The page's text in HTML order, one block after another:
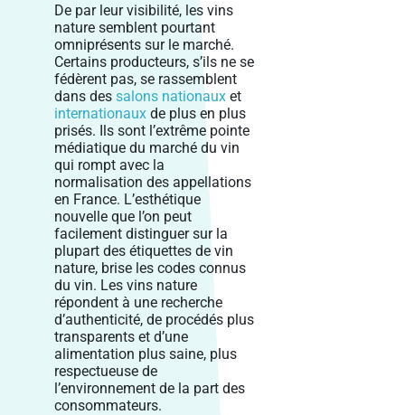
De par leur visibilité, les vins
nature semblent pourtant
omniprésents sur le marché.
Certains producteurs, s’ils ne se
fédèrent pas, se rassemblent
dans des salons nationaux et
internationaux de plus en plus
prisés. Ils sont l’extrême pointe
médiatique du marché du vin
qui rompt avec la
normalisation des appellations
en France. L’esthétique
nouvelle que l’on peut
facilement distinguer sur la
plupart des étiquettes de vin
nature, brise les codes connus
du vin. Les vins nature
répondent à une recherche
d’authenticité, de procédés plus
transparents et d’une
alimentation plus saine, plus
respectueuse de
l’environnement de la part des
consommateurs.